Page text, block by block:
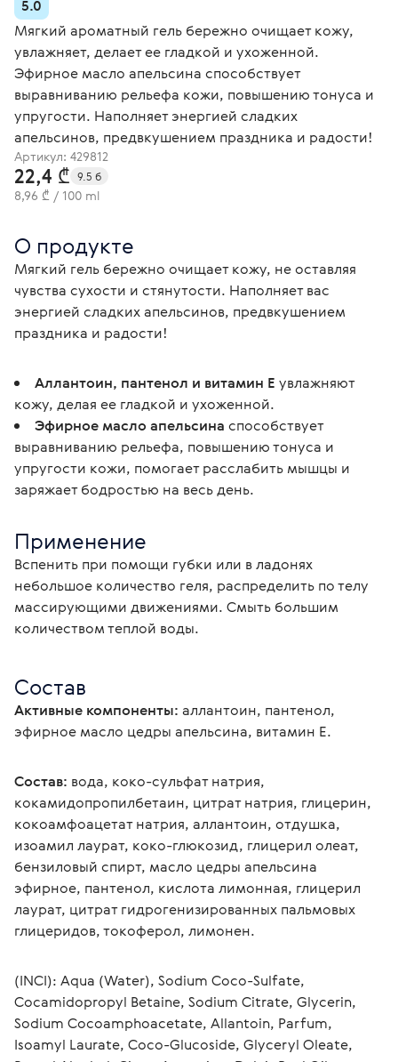
5.0
Мягкий ароматный гель бережно очищает кожу,
увлажняет, делает ее гладкой и ухоженной.
Эфирное масло апельсина способствует
выравниванию рельефа кожи, повышению тонуса и
упругости. Наполняет энергией сладких
апельсинов, предвкушением праздника и радости!
Артикул: 429812
22,4 ₾ 9.5 б
8,96 ₾ / 100 ml
О продукте
Мягкий гель бережно очищает кожу, не оставляя
чувства сухости и стянутости. Наполняет вас
энергией сладких апельсинов, предвкушением
праздника и радости!
Аллантоин, пантенол и витамин Е увлажняют
кожу, делая ее гладкой и ухоженной.
Эфирное масло апельсина способствует
выравниванию рельефа, повышению тонуса и
упругости кожи, помогает расслабить мышцы и
заряжает бодростью на весь день.
Применение
Вспенить при помощи губки или в ладонях
небольшое количество геля, распределить по телу
массирующими движениями. Смыть большим
количеством теплой воды.
Состав
Активные компоненты: аллантоин, пантенол,
эфирное масло цедры апельсина, витамин Е.
Состав: вода, коко-сульфат натрия,
кокамидопропилбетаин, цитрат натрия, глицерин,
кокоамфоацетат натрия, аллантоин, отдушка,
изоамил лаурат, коко-глюкозид, глицерил олеат,
бензиловый спирт, масло цедры апельсина
эфирное, пантенол, кислота лимонная, глицерил
лаурат, цитрат гидрогенизированных пальмовых
глицеридов, токоферол, лимонен.
(INCI): Aqua (Water), Sodium Coco-Sulfate,
Cocamidopropyl Betaine, Sodium Citrate, Glycerin,
Sodium Cocoamphoacetate, Allantoin, Parfum,
Isoamyl Laurate, Coco-Glucoside, Glyceryl Oleate,